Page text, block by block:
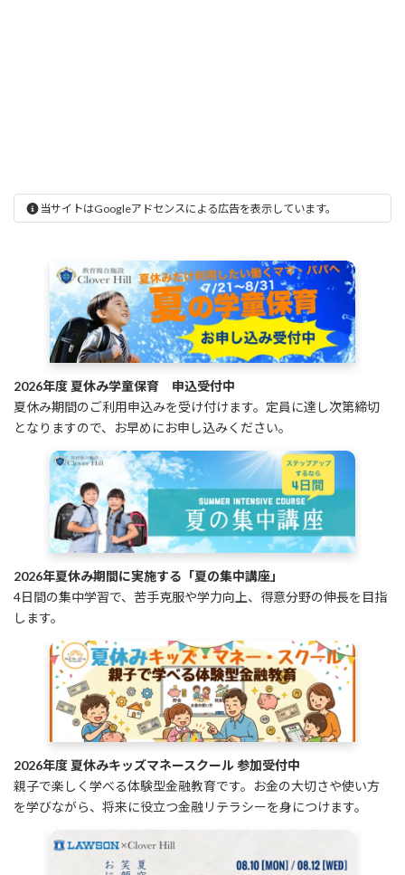
当サイトはGoogleアドセンスによる広告を表示しています。
2026年度 夏休み学童保育 申込受付中
夏休み期間のご利用申込みを受け付けます。定員に達し次第締切
となりますので、お早めにお申し込みください。
2026年夏休み期間に実施する「夏の集中講座」
4日間の集中学習で、苦手克服や学力向上、得意分野の伸長を目指
します。
2026年度 夏休みキッズマネースクール 参加受付中
親子で楽しく学べる体験型金融教育です。お金の大切さや使い方
を学びながら、将来に役立つ金融リテラシーを身につけます。